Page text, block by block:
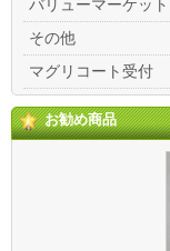
バリューマーケット
その他
マグリコート受付
お勧め商品